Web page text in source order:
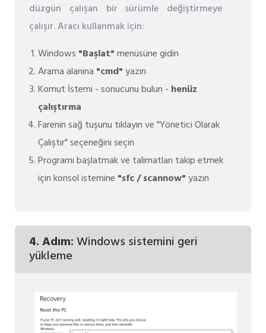
düzgün çalışan bir sürümle değiştirmeye
çalışır. Aracı kullanmak için:
Windows "Başlat"menüsüne gidin
Arama alanına "cmd"yazın
Komut İstemi - sonucunu bulun - henüz
çalıştırma
Farenin sağ tuşunu tıklayın ve "Yönetici Olarak
Çalıştır" seçeneğini seçin
Programı başlatmak ve talimatları takip etmek
için konsol istemine "sfc / scannow"yazın
4. Adım:Windows sistemini geri
yükleme